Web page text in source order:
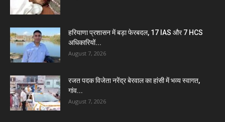
हरियाणा प्रशासन में बड़ा फेरबदल, 17 IAS और 7 HCS
अधिकारियों...
August 7, 2026
रजत पदक विजेता नरेंद्र बेरवाल का हांसी में भव्य स्वागत,
गांव...
August 7, 2026